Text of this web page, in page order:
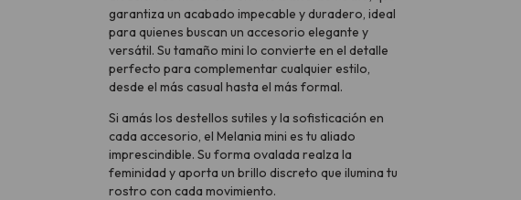
garantiza un acabado impecable y duradero, ideal
para quienes buscan un accesorio elegante y
versátil. Su tamaño mini lo convierte en el detalle
perfecto para complementar cualquier estilo,
desde el más casual hasta el más formal.
Si amás los destellos sutiles y la sofisticación en
cada accesorio, el Melania mini es tu aliado
imprescindible. Su forma ovalada realza la
feminidad y aporta un brillo discreto que ilumina tu
rostro con cada movimiento.